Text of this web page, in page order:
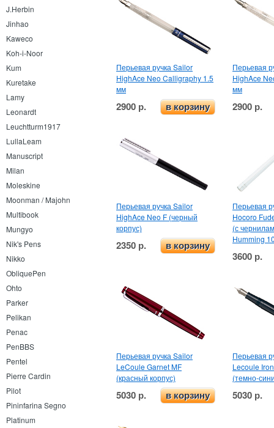
J.Herbin
Jinhao
Kaweco
Koh-i-Noor
Kum
Kuretake
Lamy
Leonardt
Leuchtturm1917
LullaLeam
Manuscript
Milan
Moleskine
Moonman / Majohn
Multibook
Mungyo
Nik's Pens
Nikko
ObliquePen
Ohto
Parker
Pelikan
Penac
PenBBS
Pentel
Pierre Cardin
Pilot
Pininfarina Segno
Platinum
Перьевая ручка Sailor
HighAce Neo Calligraphy 1.5
мм
2900 р. в корзину
Перьевая
HighAce
мм
2900 р.
Перьевая ручка Sailor
HighAce Neo F (черный
корпус)
2350 р. в корзину
Перьевая
Hocoro
(с
Humming
3600 р.
Перьевая ручка Sailor
LeCoule Garnet MF
(красный корпус)
5030 р. в корзину
Перьевая
Lecoule
(темно-
5030 р.